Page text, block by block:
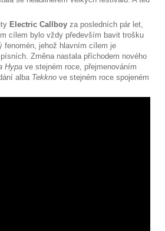
Electric Callboy za posledních pár let,
cílem bylo vždy především bavit trošku
fenomén, jehož hlavním cílem je
Změna nastala příchodem nového
Hypa ve stejném roce, přejmenováním
alba Tekkno ve stejném roce spojeném